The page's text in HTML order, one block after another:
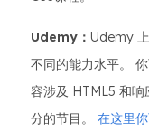
Udemy： Udemy
不同的能力水平。
容涉及 HTML5 和响
分的节目。 在这里